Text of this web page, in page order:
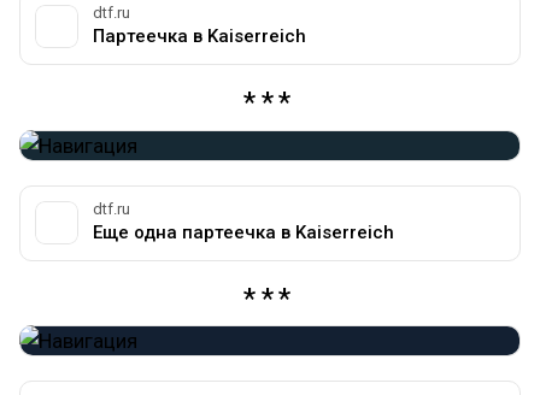
dtf.ru
Партеечка в Kaiserreich
dtf.ru
Еще одна партеечка в Kaiserreich